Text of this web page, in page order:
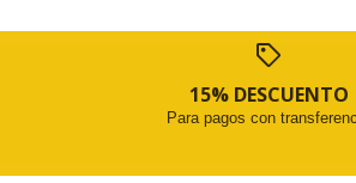
15% DESCUENTO
Para pagos con